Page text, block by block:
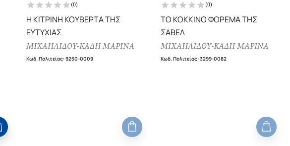
(0)
Η ΚΙΤΡΙΝΗ ΚΟΥΒΕΡΤΑ ΤΗΣ
ΕΥΤΥΧΙΑΣ
ΜΙΧΑΗΛΙΔΟΥ-ΚΑΔΗ ΜΑΡΙΝΑ
Κωδ. Πολιτείας:9250-0009
(0)
ΤΟ ΚΟΚΚΙΝΟ ΦΟΡΕΜΑ ΤΗΣ
ΣΑΒΕΛ
ΜΙΧΑΗΛΙΔΟΥ-ΚΑΔΗ ΜΑΡΙΝΑ
Κωδ. Πολιτείας:3299-0082